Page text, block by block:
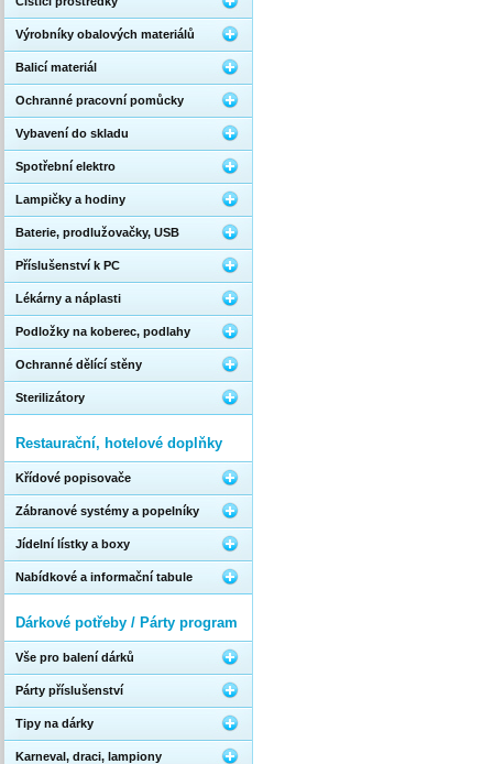
Výrobníky obalových materiálů
Balicí materiál
Ochranné pracovní pomůcky
Vybavení do skladu
Spotřební elektro
Lampičky a hodiny
Baterie, prodlužovačky, USB
Příslušenství k PC
Lékárny a náplasti
Podložky na koberec, podlahy
Ochranné dělící stěny
Sterilizátory
Restaurační, hotelové doplňky
Křídové popisovače
Zábranové systémy a popelníky
Jídelní lístky a boxy
Nabídkové a informační tabule
Dárkové potřeby / Párty program
Vše pro balení dárků
Párty příslušenství
Tipy na dárky
Karneval, draci, lampiony